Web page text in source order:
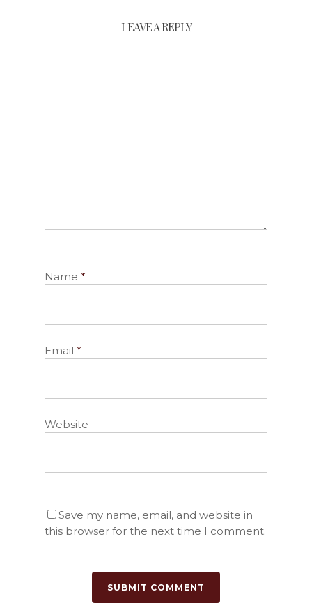
LEAVE A REPLY
Name *
Email *
Website
Save my name, email, and website in
this browser for the next time I comment.